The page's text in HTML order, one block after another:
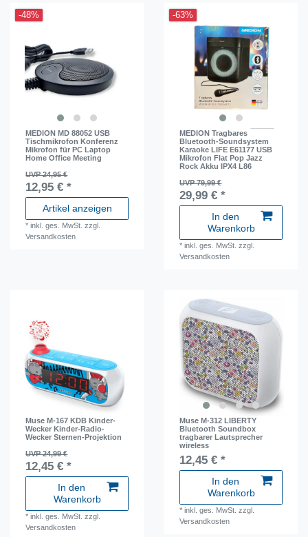
-48%
MEDION MD 88052 USB
Tischmikrofon Konferenz
Mikrofon für PC Laptop
Home Office Meeting
UVP 24,95 €
12,95 € *
Artikel anzeigen
*inkl. ges. MwSt. zzgl.
Versandkosten
-63%
MEDION Tragbares
Bluetooth-Soundsystem
Karaoke LIFE E61177 USB
Mikrofon Flat Pop Jazz
Rock Akku IPX4 L86
UVP 79,99 €
29,99 € *
In den
Warenkorb
*inkl. ges. MwSt. zzgl.
Versandkosten
Muse M-167 KDB Kinder-
Wecker Kinder-Radio-
Wecker Sternen-Projektion
UVP 24,99 €
12,45 € *
In den
Warenkorb
*inkl. ges. MwSt. zzgl.
Versandkosten
Muse M-312 LIBERTY
Bluetooth Soundbox
tragbarer Lautsprecher
wireless
12,45 € *
In den
Warenkorb
*inkl. ges. MwSt. zzgl.
Versandkosten